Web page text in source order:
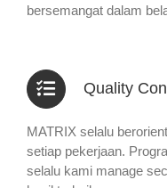
bersemangat dalam
Quality
MATRIX selalu
setiap pekerjaan.
selalu kami manage